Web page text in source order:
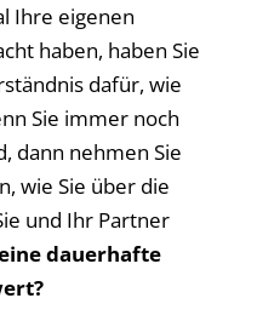
Ihre eigenen
haben, haben Sie
dafür, wie
Sie immer noch
dann nehmen Sie
wie Sie über die
und Ihr Partner
eine dauerhafte